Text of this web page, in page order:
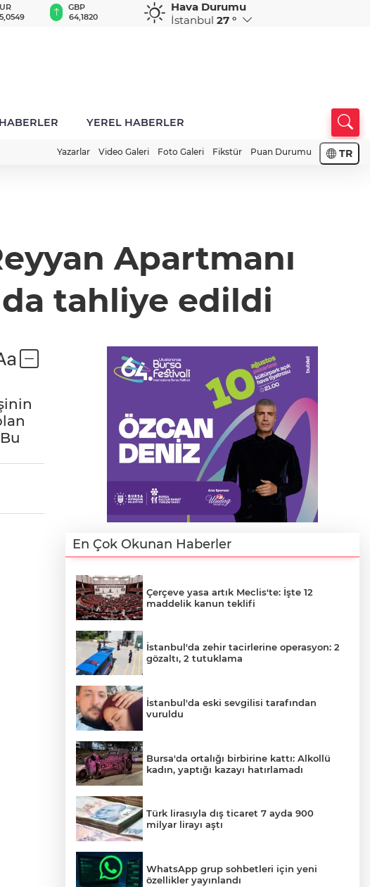
GBP
64,1820
CHF
58,8674
CAD
33,9518
Hava Durumu
İstanbul 27 °
YEREL HABERLER
Yazarlar Video Galeri Foto Galeri Fikstür Puan Durumu TR
Apartmanı
tahliye edildi
En Çok Okunan Haberler
Çerçeve yasa artık Meclis'te: İşte 12
maddelik kanun teklifi
İstanbul'da zehir tacirlerine operasyon: 2
gözaltı, 2 tutuklama
İstanbul'da eski sevgilisi tarafından
vuruldu
Bursa'da ortalığı birbirine kattı: Alkollü
kadın, yaptığı kazayı hatırlamadı
Türk lirasıyla dış ticaret 7 ayda 900
milyar lirayı aştı
WhatsApp grup sohbetleri için yeni
özellikler yayınlandı